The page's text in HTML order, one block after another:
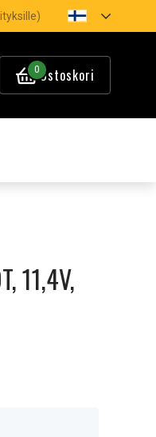
0Ostoskori
11,4V,